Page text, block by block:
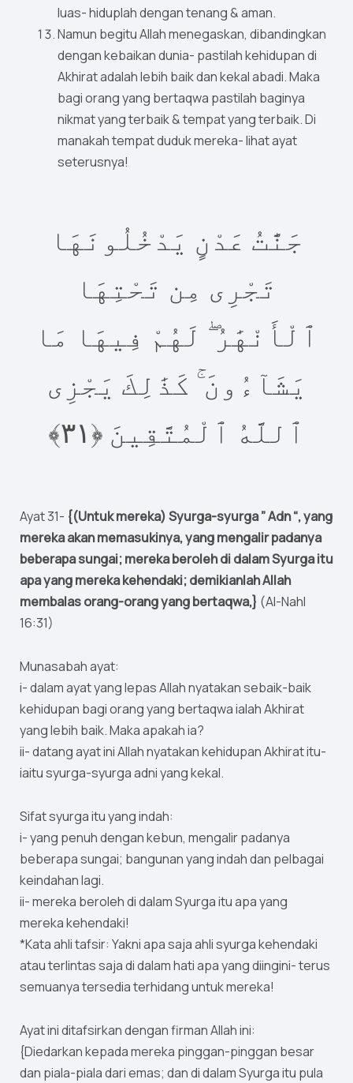
luas- hiduplah dengan tenang & aman.
Namun begitu Allah menegaskan, dibandingkan
dengan kebaikan dunia- pastilah kehidupan di
Akhirat adalah lebih baik dan kekal abadi. Maka
bagi orang yang bertaqwa pastilah baginya
nikmat yang terbaik & tempat yang terbaik. Di
manakah tempat duduk mereka- lihat ayat
seterusnya!
جَنَّٰتُ عَدْنٍ يَدْخُلُونَهَا
تَجْرِى مِن تَحْتِهَا
ٱلْأَنْهَٰرُ ۖ لَهُمْ فِيهَا مَا
يَشَآءُونَ ۚ كَذَٰلِكَ يَجْزِى
ٱللَّهُ ٱلْمُتَّقِينَ ‎﴿١٣﴾‏
Ayat 31- {(Untuk mereka) Syurga-syurga ” Adn “, yang
mereka akan memasukinya, yang mengalir padanya
beberapa sungai; mereka beroleh di dalam Syurga itu
apa yang mereka kehendaki; demikianlah Allah
membalas orang-orang yang bertaqwa,} (Al-Nahl
16:31)
Munasabah ayat:
i- dalam ayat yang lepas Allah nyatakan sebaik-baik
kehidupan bagi orang yang bertaqwa ialah Akhirat
yang lebih baik. Maka apakah ia?
ii- datang ayat ini Allah nyatakan kehidupan Akhirat itu-
iaitu syurga-syurga adni yang kekal.
Sifat syurga itu yang indah:
i- yang penuh dengan kebun, mengalir padanya
beberapa sungai; bangunan yang indah dan pelbagai
keindahan lagi.
ii- mereka beroleh di dalam Syurga itu apa yang
mereka kehendaki!
*Kata ahli tafsir: Yakni apa saja ahli syurga kehendaki
atau terlintas saja di dalam hati apa yang diingini- terus
semuanya tersedia terhidang untuk mereka!
Ayat ini ditafsirkan dengan firman Allah ini:
{Diedarkan kepada mereka pinggan-pinggan besar
dan piala-piala dari emas; dan di dalam Syurga itu pula